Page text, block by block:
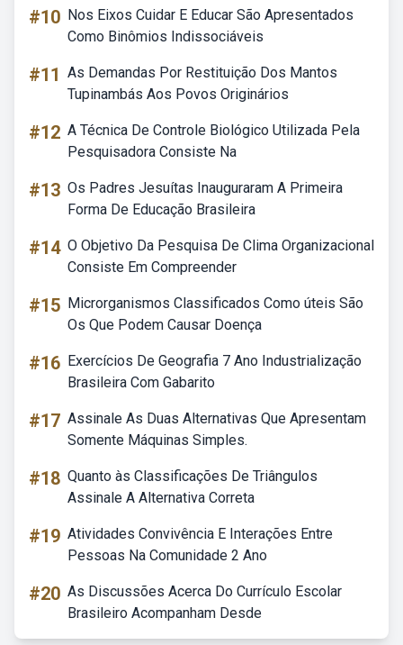
#10 Nos Eixos Cuidar E Educar São Apresentados
Como Binômios Indissociáveis
#11 As Demandas Por Restituição Dos Mantos
Tupinambás Aos Povos Originários
#12 A Técnica De Controle Biológico Utilizada Pela
Pesquisadora Consiste Na
#13 Os Padres Jesuítas Inauguraram A Primeira
Forma De Educação Brasileira
#14 O Objetivo Da Pesquisa De Clima Organizacional
Consiste Em Compreender
#15 Microrganismos Classificados Como úteis São
Os Que Podem Causar Doença
#16 Exercícios De Geografia 7 Ano Industrialização
Brasileira Com Gabarito
#17 Assinale As Duas Alternativas Que Apresentam
Somente Máquinas Simples.
#18 Quanto às Classificações De Triângulos
Assinale A Alternativa Correta
#19 Atividades Convivência E Interações Entre
Pessoas Na Comunidade 2 Ano
#20 As Discussões Acerca Do Currículo Escolar
Brasileiro Acompanham Desde